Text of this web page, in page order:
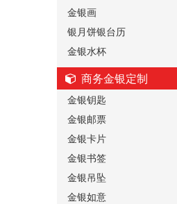
金银画
银月饼银台历
金银水杯
商务金银定制
金银钥匙
金银邮票
金银卡片
金银书签
金银吊坠
金银如意